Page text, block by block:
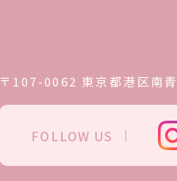
〒107-0062 東京都港区南
FOLLOW US